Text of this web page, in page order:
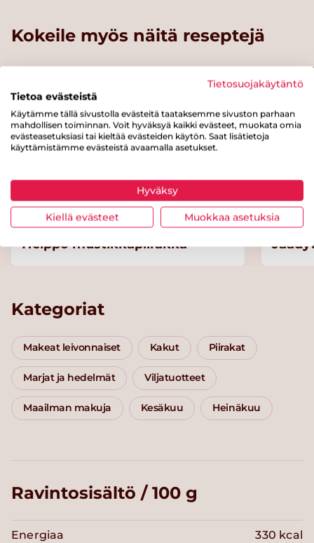
Kokeile myös näitä reseptejä
Helppo
Helppo mustikkapiirakka
Kategoriat
Makeat leivonnaiset Kakut Piirakat
Marjat ja hedelmät Viljatuotteet
Maailman makuja Kesäkuu Heinäkuu
Ravintosisältö / 100 g
Energiaa 330 kcal
Tietosuojakäytäntö
Tietoa evästeistä
Käytämme tällä sivustolla evästeitä taataksemme sivuston parhaan
mahdollisen toiminnan. Voit hyväksyä kaikki evästeet, muokata omia
evästeasetuksiasi tai kieltää evästeiden käytön. Saat lisätietoja
käyttämistämme evästeistä avaamalla asetukset.
Hyväksy
Kiellä evästeet Muokkaa asetuksia